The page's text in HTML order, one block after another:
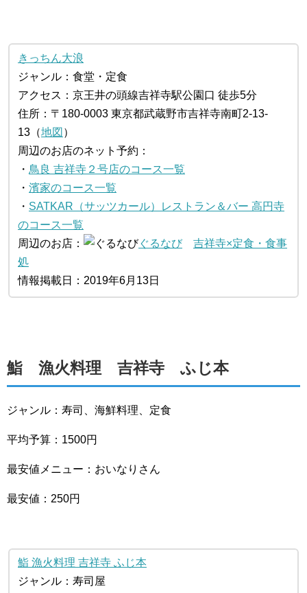
きっちん大浪
ジャンル：食堂・定食
アクセス：京王井の頭線吉祥寺駅公園口 徒歩5分
住所：〒180-0003 東京都武蔵野市吉祥寺南町2-13-
13（地図 ）
周辺のお店のネット予約：
・ 鳥良 吉祥寺２号店のコース一覧
・ 濱家のコース一覧
・ SATKAR（サッツカール）レストラン＆バー 高円寺
のコース一覧
周辺のお店：
ぐるなび
吉祥寺×定食・食事
処
情報掲載日：2019年6月13日
鮨 漁火料理 吉祥寺 ふじ本
ジャンル：寿司、海鮮料理、定食
平均予算：1500円
最安値メニュー：おいなりさん
最安値：250円
鮨 漁火料理 吉祥寺 ふじ本
ジャンル：寿司屋